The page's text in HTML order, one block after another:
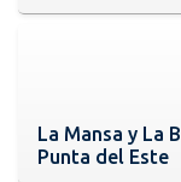
La Mansa y La
Punta del Este